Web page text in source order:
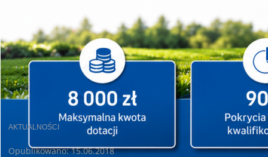
AKTUALNOŚCI
Opublikowano: 15.06.2018